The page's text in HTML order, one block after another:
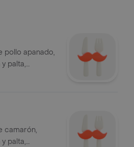
pollo apanado,
palta,
y
camarón,
palta,